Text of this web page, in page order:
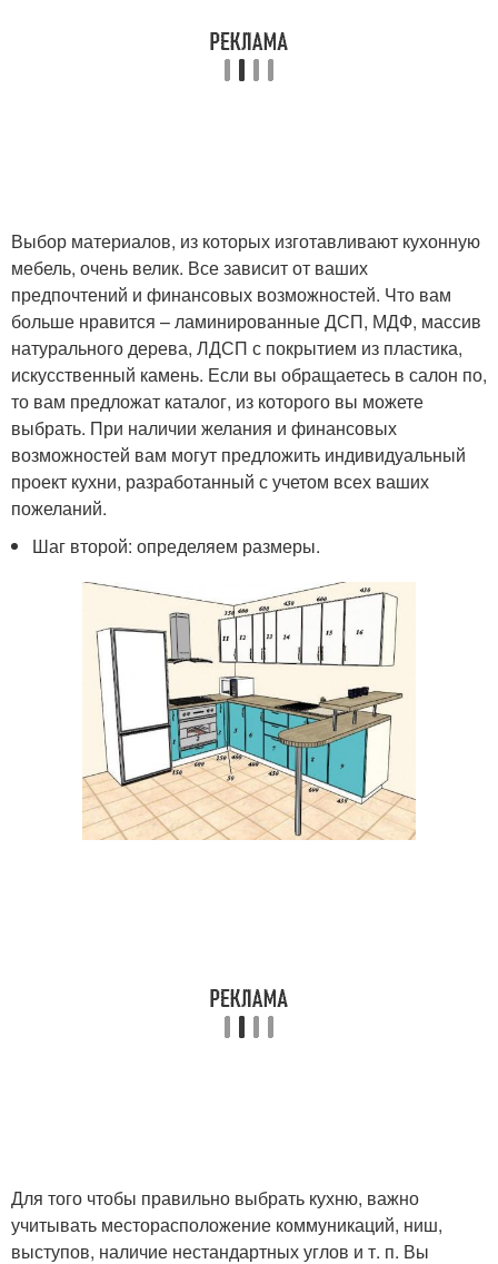
Выбор материалов, из которых изготавливают кухонную
мебель, очень велик. Все зависит от ваших
предпочтений и финансовых возможностей. Что вам
больше нравится – ламинированные ДСП, МДФ, массив
натурального дерева, ЛДСП с покрытием из пластика,
искусственный камень. Если вы обращаетесь в салон по,
то вам предложат каталог, из которого вы можете
выбрать. При наличии желания и финансовых
возможностей вам могут предложить индивидуальный
проект кухни, разработанный с учетом всех ваших
пожеланий.
Шаг второй: определяем размеры.
Для того чтобы правильно выбрать кухню, важно
учитывать месторасположение коммуникаций, ниш,
выступов, наличие нестандартных углов и т. п. Вы